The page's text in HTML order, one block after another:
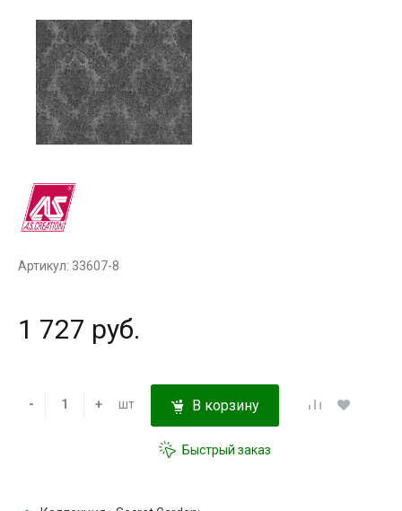
Артикул: 33607-8
1 727 руб.
- + шт В корзину
Быстрый заказ